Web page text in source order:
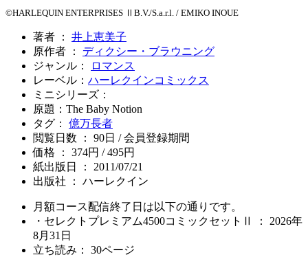
©HARLEQUIN ENTERPRISES ⅡB.V./S.a.r.l. / EMIKO INOUE
著者 ： 井上恵美子
原作者 ： ディクシー・ブラウニング
ジャンル：
ロマンス
レーベル： ハーレクインコミックス
ミニシリーズ：
原題：The Baby Notion
タグ： 億万長者
閲覧日数 ： 90日 / 会員登録期間
価格 ： 374円 / 495円
紙出版日 ： 2011/07/21
出版社 ： ハーレクイン
月額コース配信終了日は以下の通りです。
・セレクトプレミアム4500コミックセットⅡ ： 2026年
8月31日
立ち読み： 30ページ